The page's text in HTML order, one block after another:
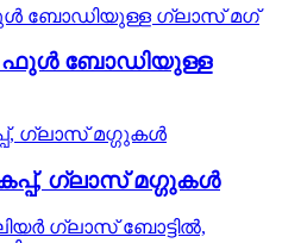
ഫുൾ ബോഡിയുള്ള
ഗ്ലാസ് മഗ്ഗുകൾ